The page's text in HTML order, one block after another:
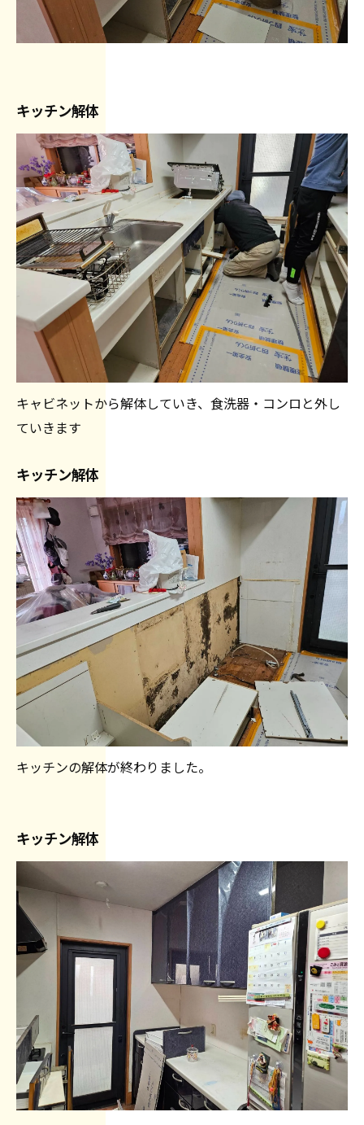
キッチン解体
キャビネットから解体していき、食洗器・コンロと外し
ていきます
キッチン解体
キッチンの解体が終わりました。
キッチン解体